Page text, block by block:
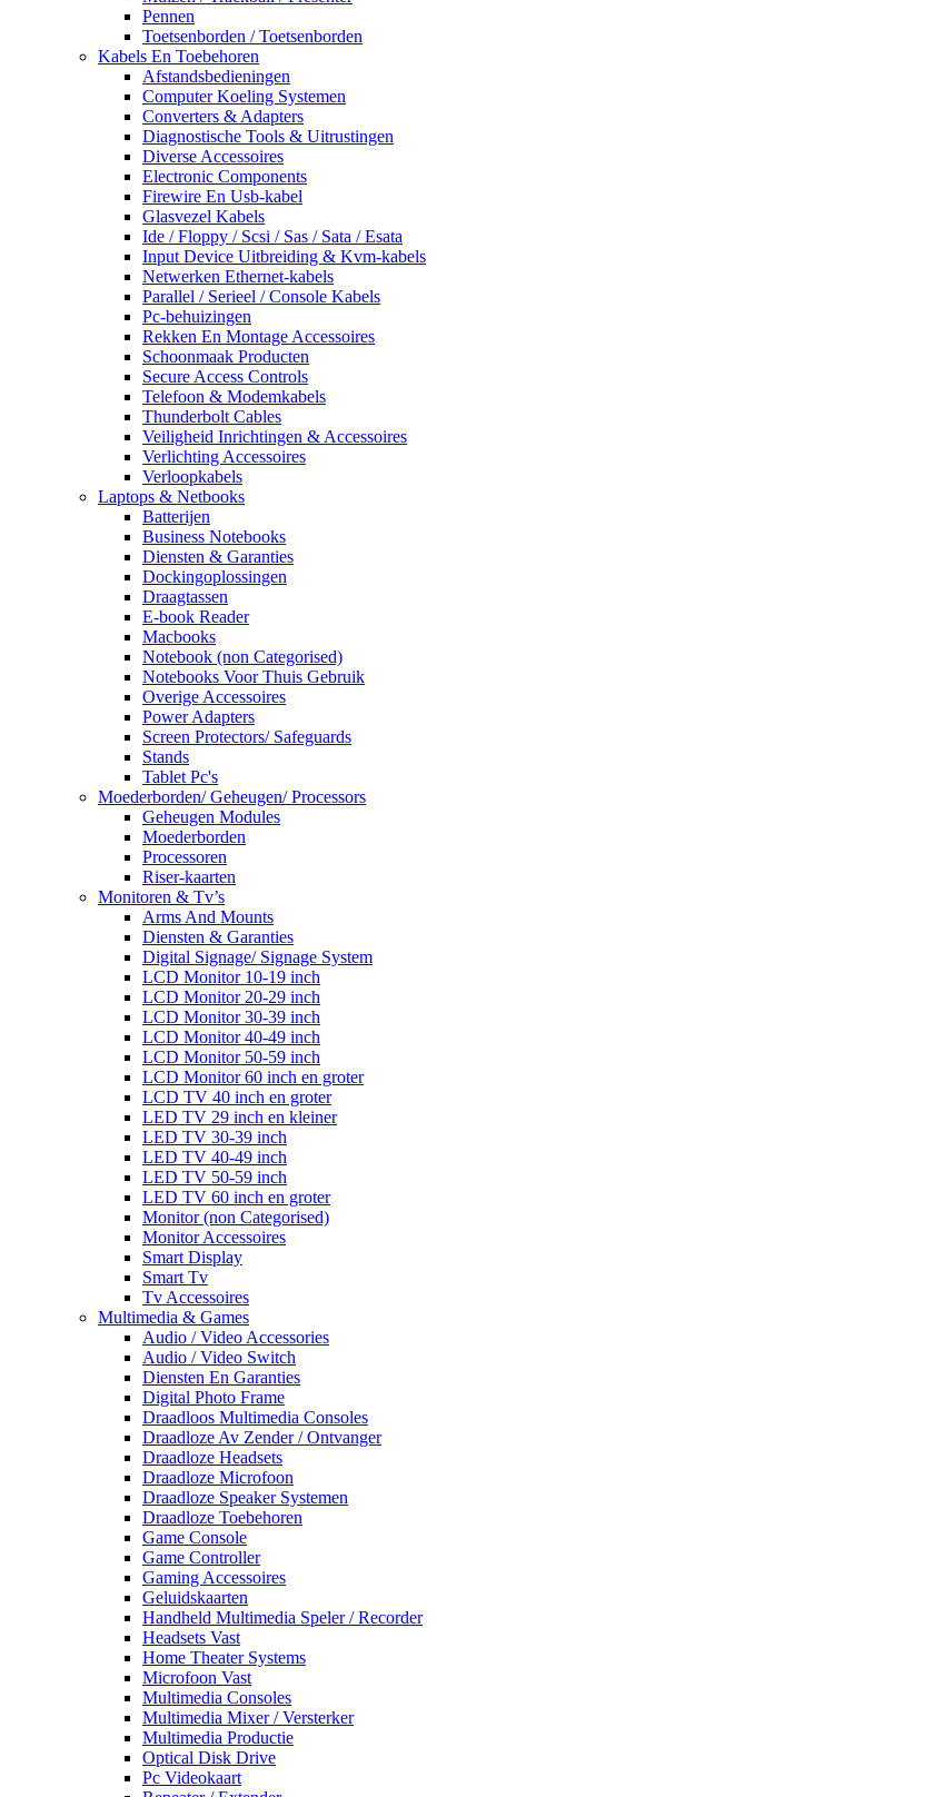
Pennen
Toetsenborden / Toetsenborden
Kabels En Toebehoren
Afstandsbedieningen
Computer Koeling Systemen
Converters & Adapters
Diagnostische Tools & Uitrustingen
Diverse Accessoires
Electronic Components
Firewire En Usb-kabel
Glasvezel Kabels
Ide / Floppy / Scsi / Sas / Sata / Esata
Input Device Uitbreiding & Kvm-kabels
Netwerken Ethernet-kabels
Parallel / Serieel / Console Kabels
Pc-behuizingen
Rekken En Montage Accessoires
Schoonmaak Producten
Secure Access Controls
Telefoon & Modemkabels
Thunderbolt Cables
Veiligheid Inrichtingen & Accessoires
Verlichting Accessoires
Verloopkabels
Laptops & Netbooks
Batterijen
Business Notebooks
Diensten & Garanties
Dockingoplossingen
Draagtassen
E-book Reader
Macbooks
Notebook (non Categorised)
Notebooks Voor Thuis Gebruik
Overige Accessoires
Power Adapters
Screen Protectors/ Safeguards
Stands
Tablet Pc's
Moederborden/ Geheugen/ Processors
Geheugen Modules
Moederborden
Processoren
Riser-kaarten
Monitoren & Tv’s
Arms And Mounts
Diensten & Garanties
Digital Signage/ Signage System
LCD Monitor 10-19 inch
LCD Monitor 20-29 inch
LCD Monitor 30-39 inch
LCD Monitor 40-49 inch
LCD Monitor 50-59 inch
LCD Monitor 60 inch en groter
LCD TV 40 inch en groter
LED TV 29 inch en kleiner
LED TV 30-39 inch
LED TV 40-49 inch
LED TV 50-59 inch
LED TV 60 inch en groter
Monitor (non Categorised)
Monitor Accessoires
Smart Display
Smart Tv
Tv Accessoires
Multimedia & Games
Audio / Video Accessories
Audio / Video Switch
Diensten En Garanties
Digital Photo Frame
Draadloos Multimedia Consoles
Draadloze Av Zender / Ontvanger
Draadloze Headsets
Draadloze Microfoon
Draadloze Speaker Systemen
Draadloze Toebehoren
Game Console
Game Controller
Gaming Accessoires
Geluidskaarten
Handheld Multimedia Speler / Recorder
Headsets Vast
Home Theater Systems
Microfoon Vast
Multimedia Consoles
Multimedia Mixer / Versterker
Multimedia Productie
Optical Disk Drive
Pc Videokaart